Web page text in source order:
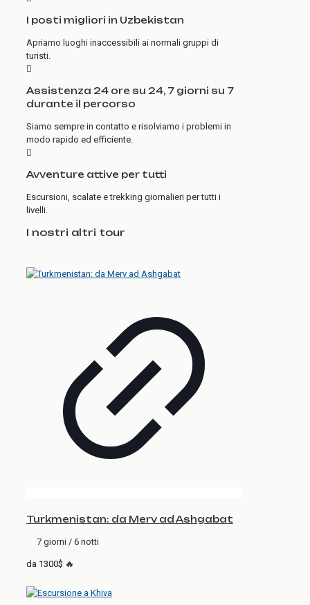
I posti migliori in Uzbekistan
Apriamo luoghi inaccessibili ai normali gruppi di
turisti.
Assistenza 24 ore su 24, 7 giorni su 7
durante il percorso
Siamo sempre in contatto e risolviamo i problemi in
modo rapido ed efficiente.
Avventure attive per tutti
Escursioni, scalate e trekking giornalieri per tutti i
livelli.
I nostri altri tour
Turkmenistan: da Merv ad Ashgabat
7 giorni / 6 notti
da 1300$ 🔥